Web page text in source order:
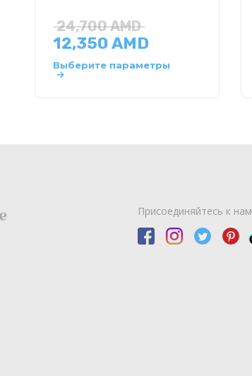
24,700AMD
12,350 AMD
Выберите параметры
Присоединяйтесь к нам